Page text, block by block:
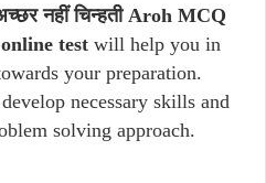
नहीं चिन्हती Aroh MCQ
test will help you in
your preparation.
necessary skills and
solving approach.